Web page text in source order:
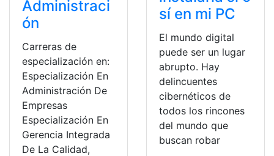
Administraci
ón
Carreras de
especialización en:
Especialización En
Administración De
Empresas
Especialización En
Gerencia Integrada
De La Calidad,
sí en mi PC
El mundo digital
puede ser un lugar
abrupto. Hay
delincuentes
cibernéticos de
todos los rincones
del mundo que
buscan robar